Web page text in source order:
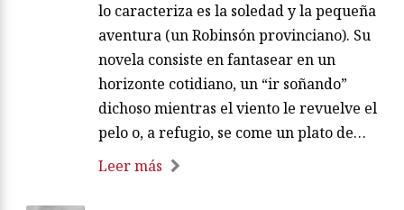
lo caracteriza es la soledad y la pequeña
aventura (un Robinsón provinciano). Su
novela consiste en fantasear en un
horizonte cotidiano, un “ir soñando”
dichoso mientras el viento le revuelve el
pelo o, a refugio, se come un plato de…
Leer más